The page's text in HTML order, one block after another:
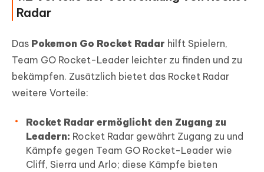
Radar
Das Pokemon Go Rocket Radar hilft Spielern,
Team GO Rocket-Leader leichter zu finden und zu
bekämpfen. Zusätzlich bietet das Rocket Radar
weitere Vorteile:
Rocket Radar ermöglicht den Zugang zu
Leadern: Rocket Radar gewährt Zugang zu und
Kämpfe gegen Team GO Rocket-Leader wie
Cliff, Sierra und Arlo; diese Kämpfe bieten